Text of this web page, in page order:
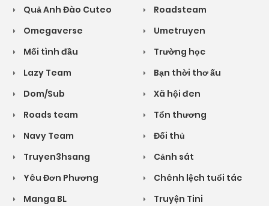
Quả Anh Đào Cuteo
Roadsteam
Omegaverse
Umetruyen
Mối tình đầu
Trường học
Lazy Team
Bạn thời thơ ấu
Dom/Sub
Xã hội đen
Roads team
Tổn thương
Navy Team
Đối thủ
Truyen3hsang
Cảnh sát
Yêu Đơn Phương
Chênh lệch tuổi tác
Manga BL
Truyện Tini